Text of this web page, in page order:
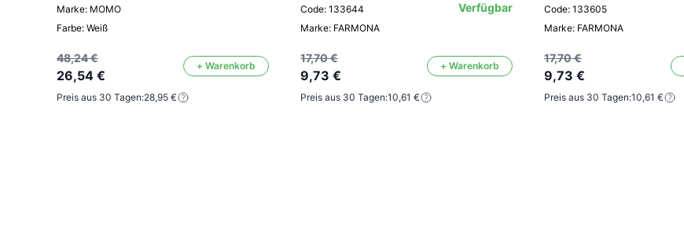
Marke: MOMO
Farbe: Weiß
48,24 €
26,54 €
+ Warenkorb
Preis aus 30 Tagen:28,95 €
Code: 133644
Marke: FARMONA
Verfügbar
17,70 €
9,73 €
+ Warenkorb
Preis aus 30 Tagen:10,61 €
Code: 133605
Marke: FARMONA
17,70 €
9,73 €
Preis aus 30 Tagen:10,61 €